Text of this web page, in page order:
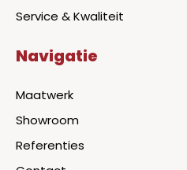
Service & Kwaliteit
Navigatie
Maatwerk
Showroom
Referenties